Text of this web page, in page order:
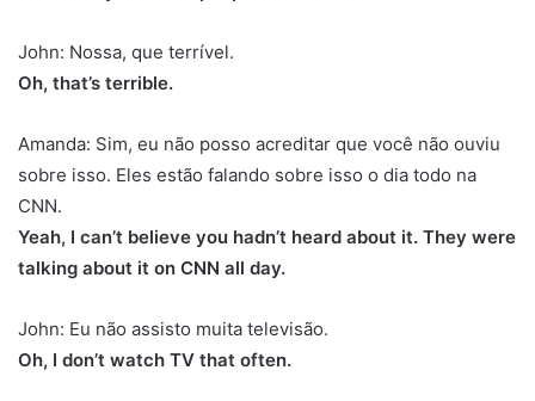
John: Nossa, que terrível.
Oh, that’s terrible.
Amanda: Sim, eu não posso acreditar que você não ouviu
sobre isso. Eles estão falando sobre isso o dia todo na
CNN.
Yeah, I can’t believe you hadn’t heard about it. They were
talking about it on CNN all day.
John: Eu não assisto muita televisão.
Oh, I don’t watch TV that often.